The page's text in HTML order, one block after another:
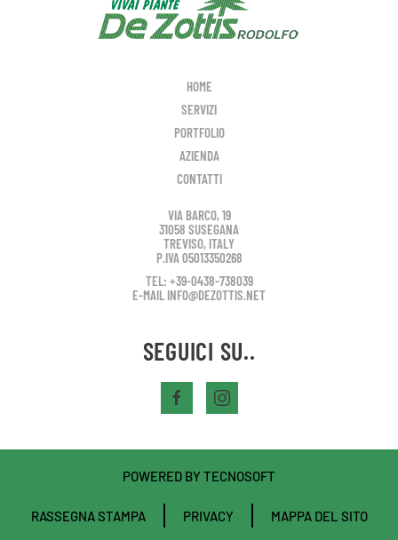
HOME
SERVIZI
PORTFOLIO
AZIENDA
CONTATTI
VIA BARCO, 19
31058 SUSEGANA
TREVISO, ITALY
P.IVA 05013350268
TEL: +39-0438-738039
E-MAIL INFO@DEZOTTIS.NET
SEGUICI SU..
POWERED BY TECNOSOFT
RASSEGNA STAMPA PRIVACY MAPPA DEL SITO